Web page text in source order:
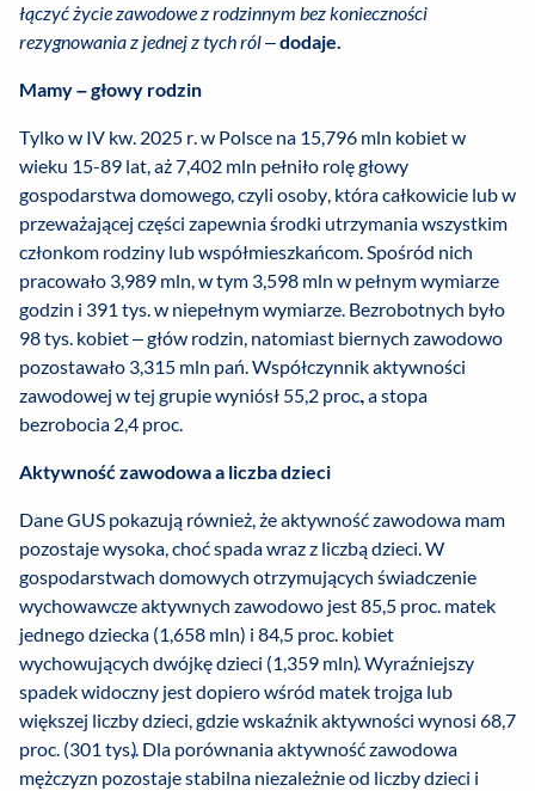
łączyć życie zawodowe z rodzinnym bez konieczności
rezygnowania z jednej z tych ról –dodaje.
Mamy – głowy rodzin
Tylko w IV kw. 2025 r. w Polsce na 15,796 mln kobiet w
wieku 15-89 lat, aż 7,402 mln pełniło rolę głowy
gospodarstwa domowego, czyli osoby, która całkowicie lub w
przeważającej części zapewnia środki utrzymania wszystkim
członkom rodziny lub współmieszkańcom. Spośród nich
pracowało 3,989 mln, w tym 3,598 mln w pełnym wymiarze
godzin i 391 tys. w niepełnym wymiarze. Bezrobotnych było
98 tys. kobiet – głów rodzin, natomiast biernych zawodowo
pozostawało 3,315 mln pań. Współczynnik aktywności
zawodowej w tej grupie wyniósł 55,2 proc., a stopa
bezrobocia 2,4 proc.
Aktywność zawodowa a liczba dzieci
Dane GUS pokazują również, że aktywność zawodowa mam
pozostaje wysoka, choć spada wraz z liczbą dzieci. W
gospodarstwach domowych otrzymujących świadczenie
wychowawcze aktywnych zawodowo jest 85,5 proc. matek
jednego dziecka (1,658 mln) i 84,5 proc. kobiet
wychowujących dwójkę dzieci (1,359 mln). Wyraźniejszy
spadek widoczny jest dopiero wśród matek trojga lub
większej liczby dzieci, gdzie wskaźnik aktywności wynosi 68,7
proc. (301 tys.). Dla porównania aktywność zawodowa
mężczyzn pozostaje stabilna niezależnie od liczby dzieci i